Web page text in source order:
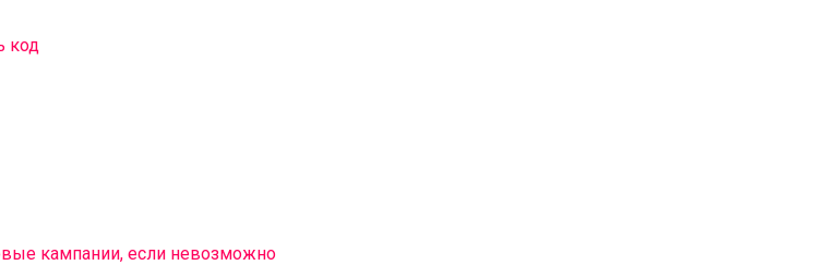
код
кампании, если невозможно